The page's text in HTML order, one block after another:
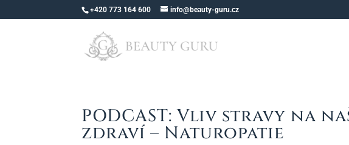
+420 773 164 600 info@beauty-guru.cz
PODCAST: Vliv stravy na
zdraví – Naturopatie